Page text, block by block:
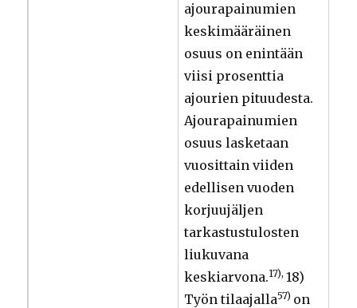
ajourapainumien
keskimääräinen
osuus on enintään
viisi prosenttia
ajourien pituudesta.
Ajourapainumien
osuus lasketaan
vuosittain viiden
edellisen vuoden
korjuujäljen
tarkastustulosten
liukuvana
keskiarvona.17),18)
Työn tilaajalla57) on